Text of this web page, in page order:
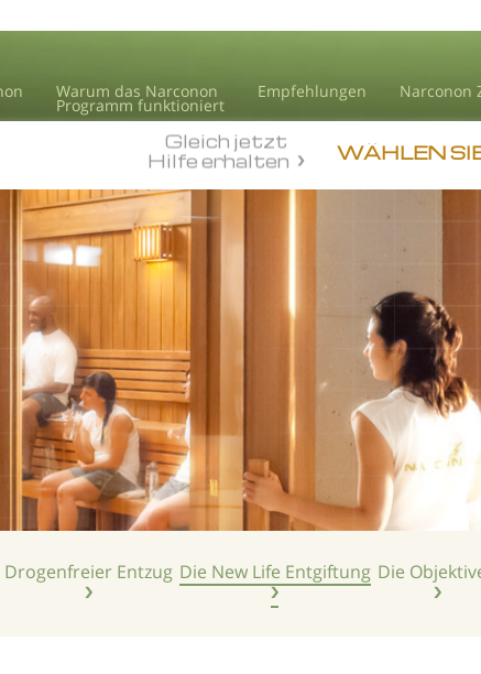
Warum das Narconon
Programm funktioniert
Empfehlungen Narconon
WÄHLEN
Gleich jetzt
Hilfe erhalten
Drogenfreier Entzug Die New Life Entgiftung Die